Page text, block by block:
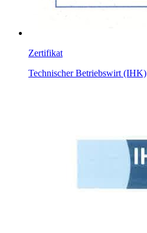
Zertifikat
Technischer Betriebswirt (IHK)